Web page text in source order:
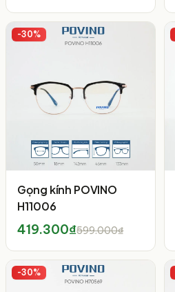
-30%
Gọng kính POVINO
H11006
419.300₫599.000₫
-30%